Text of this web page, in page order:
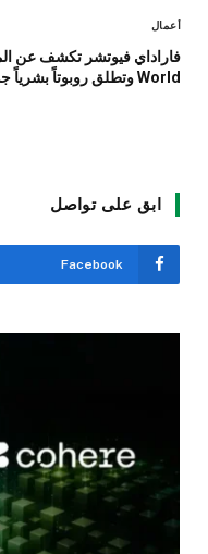
أعمال
World وتطلق روبوتاً بشرياً جديداً ومنظومة روبوتات صناعية متكاملة
ابق على تواصل
Facebook